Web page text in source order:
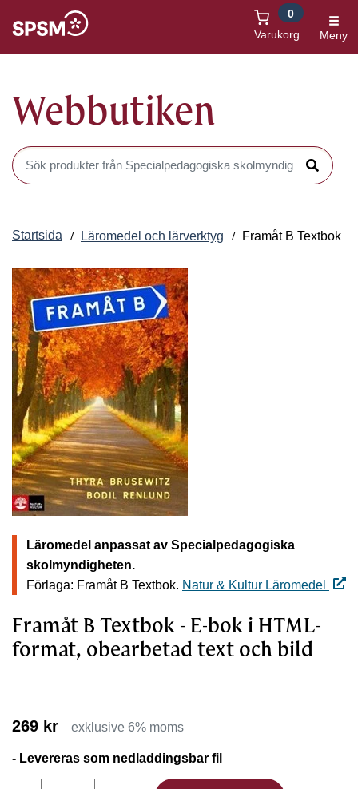
Varukorg
0
Meny
Webbutiken
Sök produkter i Webbutiken
Sök
Startsida Läromedel och lärverktyg Framåt B Textbok
Läromedel anpassat av Specialpedagogiska
skolmyndigheten.
Förlaga: Framåt B Textbok. Natur & Kultur Läromedel
Framåt B Textbok - E-bok i HTML-
format, obearbetad text och bild
269 kr exklusive 6% moms
- Levereras som nedladdingsbar fil